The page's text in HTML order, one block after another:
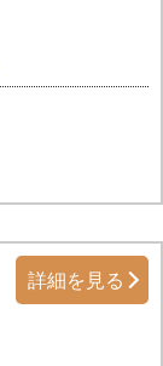
詳細を見る